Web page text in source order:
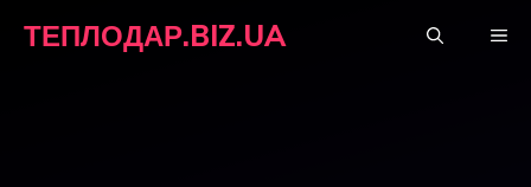
ТЕПЛОДАР.BIZ.UA